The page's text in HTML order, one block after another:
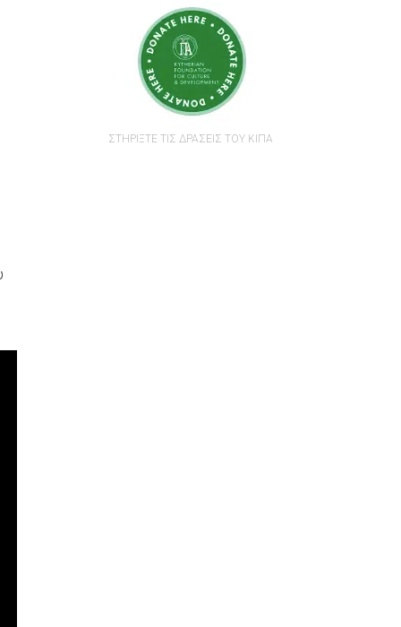
ΣΤΗΡΙΞΤΕ ΤΙΣ ΔΡΑΣΕΙΣ ΤΟΥ ΚΙΠΑ